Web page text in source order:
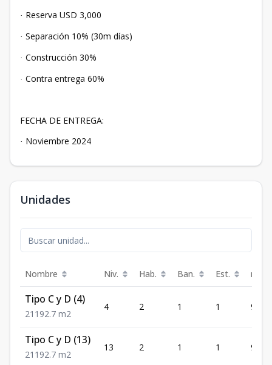
· Reserva USD 3,000
· Separación 10% (30m días)
· Construcción 30%
· Contra entrega 60%
FECHA DE ENTREGA:
· Noviembre 2024
Unidades
Nombre Niv. Hab. Ban. Est. m²
Tipo C y D (4)
21 1 92.7 m2
4 2 1 1 92.7
Tipo C y D (13)
21 1 92.7 m2
13 2 1 1 92.7